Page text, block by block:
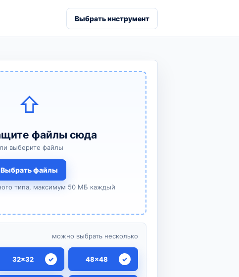
Выбрать инструмент
⇧
файлы сюда
выберите файлы
Выбрать файлы
типа, максимум 50 МБ каждый
можно выбрать несколько
32×32 48×48